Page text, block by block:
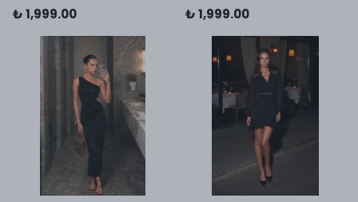
₺ 1,999.00 ₺ 1,999.00